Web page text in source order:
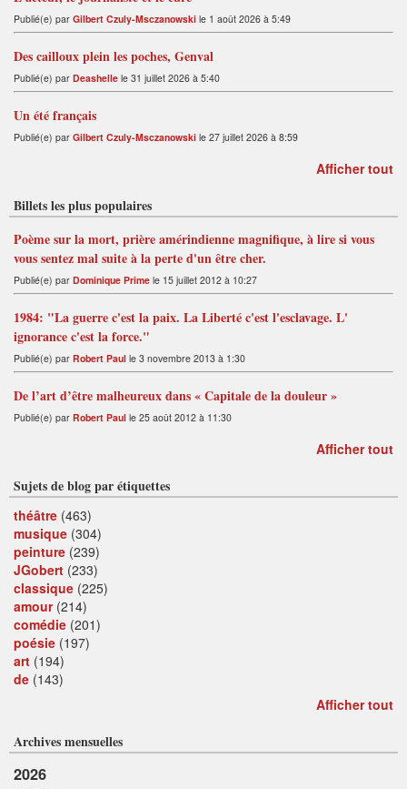
Publié(e) par Gilbert Czuly-Msczanowski le 1 août 2026 à 5:49
Des cailloux plein les poches, Genval
Publié(e) par Deashelle le 31 juillet 2026 à 5:40
Un été français
Publié(e) par Gilbert Czuly-Msczanowski le 27 juillet 2026 à 8:59
Afficher tout
Billets les plus populaires
Poème sur la mort, prière amérindienne magnifique, à lire si vous
vous sentez mal suite à la perte d'un être cher.
Publié(e) par Dominique Prime le 15 juillet 2012 à 10:27
1984: "La guerre c'est la paix. La Liberté c'est l'esclavage. L'
ignorance c'est la force."
Publié(e) par Robert Paul le 3 novembre 2013 à 1:30
De l’art d’être malheureux dans « Capitale de la douleur »
Publié(e) par Robert Paul le 25 août 2012 à 11:30
Afficher tout
Sujets de blog par étiquettes
théâtre (463)
musique (304)
peinture (239)
JGobert (233)
classique (225)
amour(214)
comédie (201)
poésie (197)
art (194)
de (143)
Afficher tout
Archives mensuelles
2026